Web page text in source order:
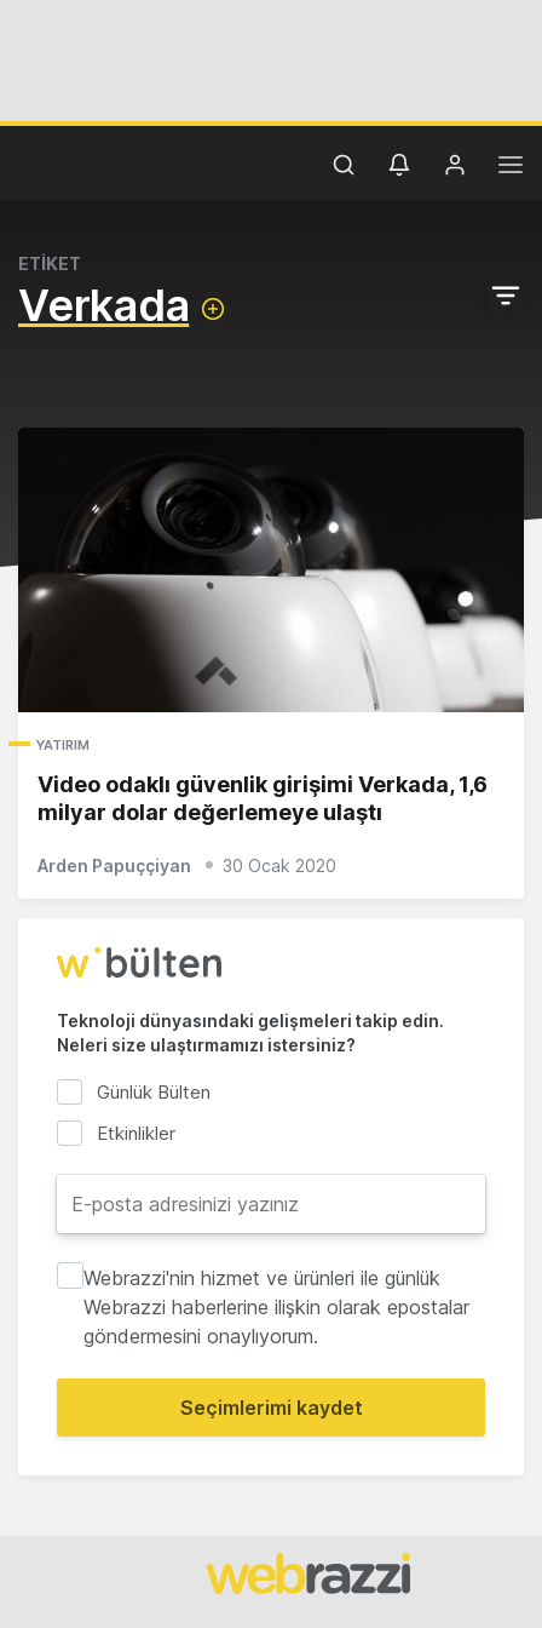
ETİKET
Verkada
YATIRIM
Video odaklı güvenlik girişimi Verkada, 1,6
milyar dolar değerlemeye ulaştı
Arden Papuççiyan 30 Ocak 2020
Teknoloji dünyasındaki gelişmeleri takip edin.
Neleri size ulaştırmamızı istersiniz?
Günlük Bülten
Etkinlikler
Webrazzi'nin hizmet ve ürünleri ile günlük
Webrazzi haberlerine ilişkin olarak epostalar
göndermesini onaylıyorum.
Seçimlerimi kaydet